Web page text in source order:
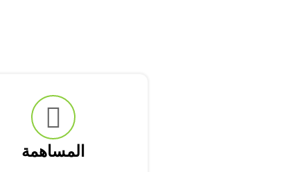
المساهمة